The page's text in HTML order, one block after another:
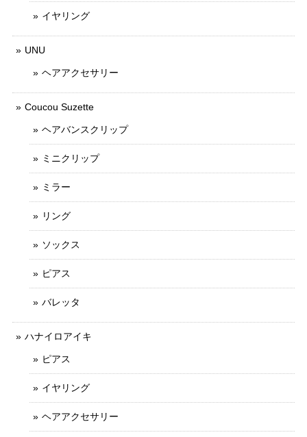
イヤリング
UNU
ヘアアクセサリー
Coucou Suzette
ヘアバンスクリップ
ミニクリップ
ミラー
リング
ソックス
ピアス
バレッタ
ハナイロアイキ
ピアス
イヤリング
ヘアアクセサリー